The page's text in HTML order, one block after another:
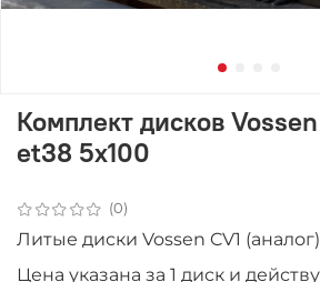
(0)
Комплект дисков Vossen
et38 5x100
Литые диски Vossen CV1 (аналог)
Цена указана за 1 диск и